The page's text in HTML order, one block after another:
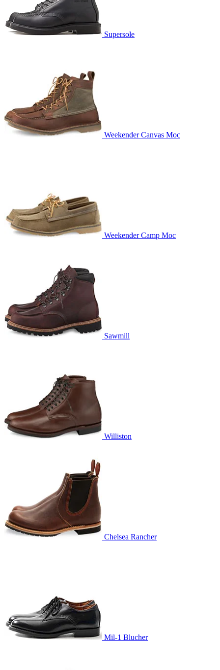
Supersole
Weekender Canvas Moc
Weekender Camp Moc
Sawmill
Williston
Chelsea Rancher
Mil-1 Blucher